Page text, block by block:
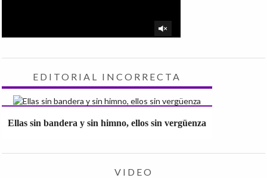
EDITORIAL INCORRECTA
Ellas sin bandera y sin himno, ellos sin vergüenza
VIDEO